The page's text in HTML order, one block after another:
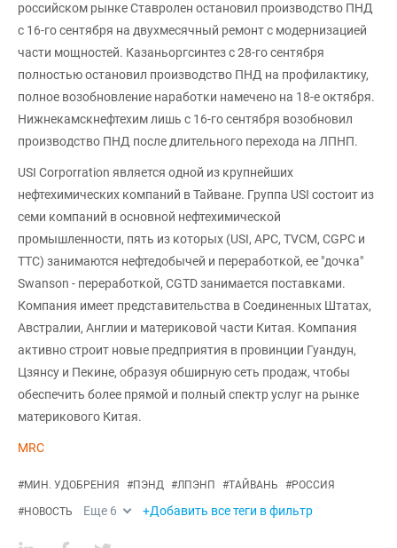
российском рынке Ставролен остановил производство ПНД
с 16-го сентября на двухмесячный ремонт с модернизацией
части мощностей. Казаньоргсинтез с 28-го сентября
полностью остановил производство ПНД на профилактику,
полное возобновление наработки намечено на 18-е октября.
Нижнекамскнефтехим лишь с 16-го сентября возобновил
производство ПНД после длительного перехода на ЛПНП.
USI Corporration является одной из крупнейших
нефтехимических компаний в Тайване. Группа USI состоит из
семи компаний в основной нефтехимической
промышленности, пять из которых (USI, APC, TVCM, CGPC и
TTC) занимаются нефтедобычей и переработкой, ее "дочка"
Swanson - переработкой, CGTD занимается поставками.
Компания имеет представительства в Соединенных Штатах,
Австралии, Англии и материковой части Китая. Компания
активно строит новые предприятия в провинции Гуандун,
Цзянсу и Пекине, образуя обширную сеть продаж, чтобы
обеспечить более прямой и полный спектр услуг на рынке
материкового Китая.
MRC
#МИН. УДОБРЕНИЯ #ПЭНД #ЛПЭНП #ТАЙВАНЬ #РОССИЯ
#НОВОСТЬ Еще 6 +Добавить все теги в фильтр